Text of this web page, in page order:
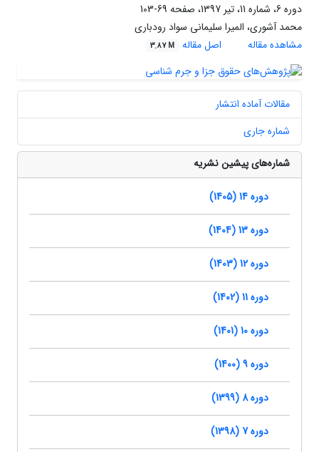
دوره 6، شماره 11، تیر 1397، صفحه
69-103
محمد آشوری، المیرا سلیمانی سواد رودباری
مشاهده مقاله
اصل مقاله 3.87 M
مقالات آماده انتشار
شماره جاری
شماره‌های پیشین نشریه
دوره 14 (1405)
دوره 13 (1404)
دوره 12 (1403)
دوره 11 (1402)
دوره 10 (1401)
دوره 9 (1400)
دوره 8 (1399)
دوره 7 (1398)